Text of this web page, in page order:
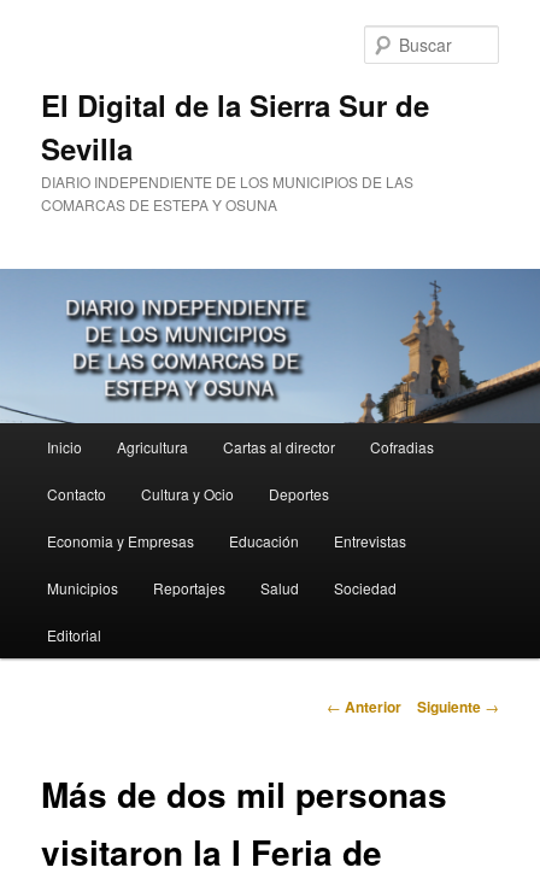
El Digital de la Sierra Sur de
Sevilla
DIARIO INDEPENDIENTE DE LOS MUNICIPIOS DE LAS
COMARCAS DE ESTEPA Y OSUNA
principal
Inicio Agricultura Cartas al director Cofradias
Contacto Cultura y Ocio Deportes
Economia y Empresas Educación Entrevistas
Municipios Reportajes Salud Sociedad
Editorial
Navegación
← Anterior Siguiente →
Más de dos mil personas
visitaron la I Feria de